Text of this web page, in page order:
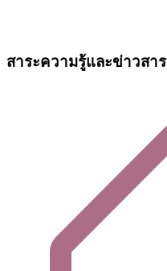
สาระความรู้และข่าวสาร